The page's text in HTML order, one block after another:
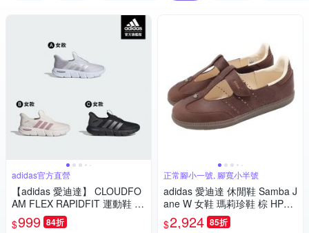
adidas官方直營
【adidas 愛迪達】 CLOUDFO
AM FLEX RAPIDFIT 運動鞋 男
鞋/女鞋 (多款任選)
$999 84折
正常腳小一號, 腳寬小半號
adidas 愛迪達 休閒鞋 Samba J
ane W 女鞋 瑪莉珍鞋 棕 HP71
30
$2,924 85折